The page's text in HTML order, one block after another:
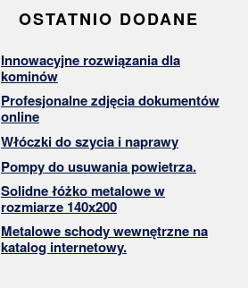
OSTATNIO DODANE
Innowacyjne rozwiązania dla
kominów
Profesjonalne zdjęcia dokumentów
online
Włóczki do szycia i naprawy
Pompy do usuwania powietrza.
Solidne łóżko metalowe w
rozmiarze 140x200
Metalowe schody wewnętrzne na
katalog internetowy.